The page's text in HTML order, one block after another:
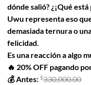
dónde salió? ¿¡Qué
Uwu representa eso
demasiada ternura o
felicidad.
Es una reacción a algo
🔥 20% OFF pagando
💰 Antes: $330,000.00